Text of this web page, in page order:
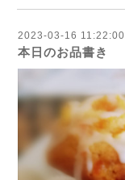
2023-03-16 11:22:00
本日のお品書き